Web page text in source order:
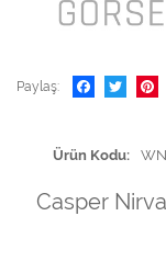
Paylaş
Ürün Kodu
Casper